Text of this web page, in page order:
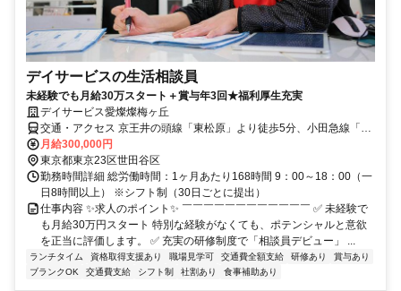
デイサービスの生活相談員
未経験でも月給30万スタート＋賞与年3回★福利厚生充実
デイサービス愛燦燦梅ヶ丘
交通・アクセス 京王井の頭線「東松原」より徒歩5分、小田急線「梅
ヶ丘」北口より徒歩6分
月給300,000円
東京都東京23区世田谷区
勤務時間詳細 総労働時間：1ヶ月あたり168時間 9：00～18：00（一
日8時間以上） ※シフト制（30日ごとに提出）
仕事内容 ✨求人のポイント✨ ￣￣￣￣￣￣￣￣￣￣￣￣ ✅ 未経験で
も月給30万円スタート 特別な経験がなくても、ポテンシャルと意欲
を正当に評価します。 ✅ 充実の研修制度で「相談員デビュー」 ...
ランチタイム 資格取得支援あり 職場見学可 交通費全額支給 研修あり
賞与あり
ブランクOK
交通費支給 シフト制 社割あり 食事補助あり